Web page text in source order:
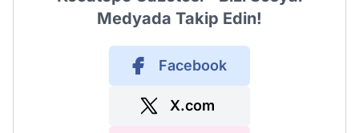
Medyada Takip Edin!
Facebook
X.com